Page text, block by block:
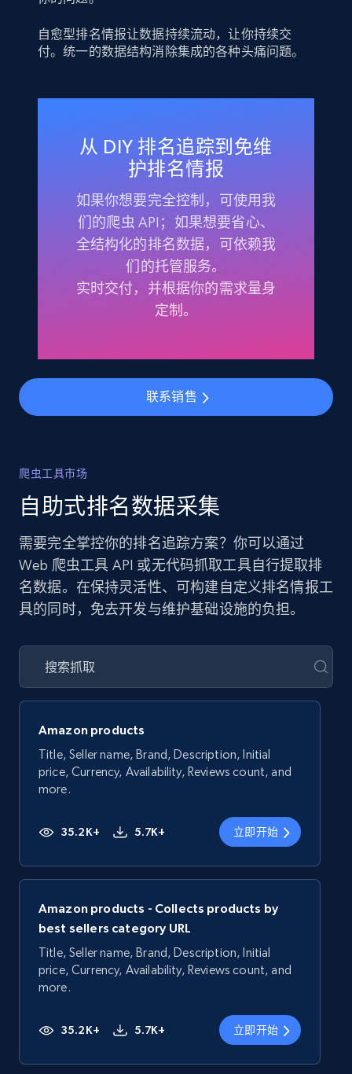
自愈型排名情报让数据持续流动，让你持续交
付。统一的数据结构消除集成的各种头痛问题。
从 DIY 排名追踪到免维
护排名情报
如果你想要完全控制，可使用我
们的爬虫 API；如果想要省心、
全结构化的排名数据，可依赖我
们的托管服务。
实时交付，并根据你的需求量身
定制。
联系销售
爬虫工具市场
自助式排名数据采集
需要完全掌控你的排名追踪方案？你可以通过
Web 爬虫工具 API 或无代码抓取工具自行提取排
名数据。在保持灵活性、可构建自定义排名情报工
具的同时，免去开发与维护基础设施的负担。
Amazon products
Title, Seller name, Brand, Description, Initial
price, Currency, Availability, Reviews count, and
more.
35.2K+ 5.7K+ 立即开始
Amazon products - Collects products by
best sellers category URL
Title, Seller name, Brand, Description, Initial
price, Currency, Availability, Reviews count, and
more.
35.2K+ 5.7K+ 立即开始